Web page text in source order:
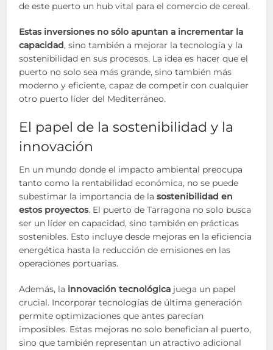
de este puerto un hub vital para el comercio de cereal.
Estas inversiones no sólo apuntan a incrementar la
capacidad, sino también a mejorar la tecnología y la
sostenibilidad en sus procesos. La idea es hacer que el
puerto no solo sea más grande, sino también más
moderno y eficiente, capaz de competir con cualquier
otro puerto líder del Mediterráneo.
El papel de la sostenibilidad y la
innovación
En un mundo donde el impacto ambiental preocupa
tanto como la rentabilidad económica, no se puede
subestimar la importancia de lasostenibilidad en
estos proyectos. El puerto de Tarragona no solo busca
ser un líder en capacidad, sino también en prácticas
sostenibles. Esto incluye desde mejoras en la eficiencia
energética hasta la reducción de emisiones en las
operaciones portuarias.
Además, la innovación tecnológica juega un papel
crucial. Incorporar tecnologías de última generación
permite optimizaciones que antes parecían
imposibles. Estas mejoras no solo benefician al puerto,
sino que también representan un atractivo adicional